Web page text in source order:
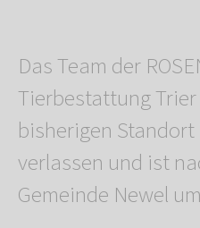
Das Team der
Tierbestattung
bisherigen
verlassen und ist
Gemeinde Newel